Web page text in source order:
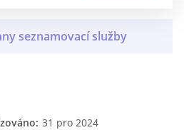
31 pro 2024